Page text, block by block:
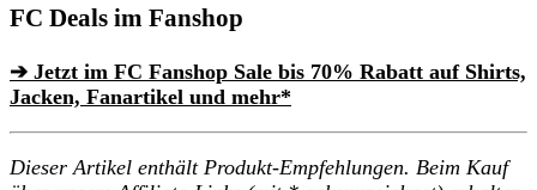
FC Deals im Fanshop
➔ Jetzt im FC Fanshop Sale bis 70% Rabatt auf Shirts,
Jacken, Fanartikel und mehr*
Dieser Artikel enthält Produkt-Empfehlungen. Beim Kauf